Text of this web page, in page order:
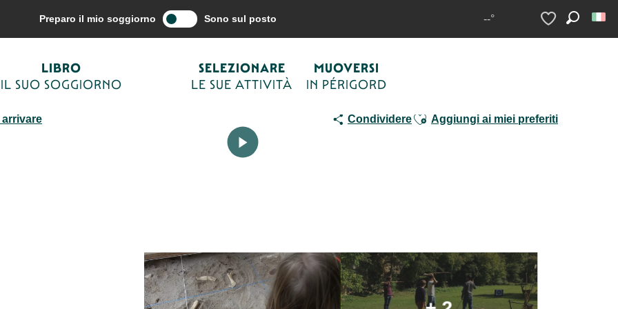
Preparo il mio soggiorno Sono sul posto --°
Voir les favoris
LIBRO
IL SUO SOGGIORNO
SELEZIONARE
LE SUE ATTIVITÀ
MUOVERSI
IN PÉRIGORD
le mie attività Cultura e patrimonio Site préhistorique de Castel-Merle
arrivare CondividereAjouter aux favoris
Aggiungi ai miei preferiti